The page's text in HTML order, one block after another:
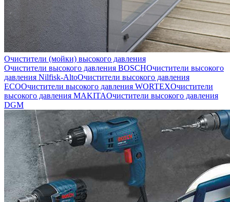
Очистители (мойки) высокого давления
Очистители высокого давления BOSCHОчистители высокого
давления Nilfisk-AltoОчистители высокого давления
ECOОчистители высокого давления WORTEXОчистители
высокого давления MAKITAОчистители высокого давления
DGM